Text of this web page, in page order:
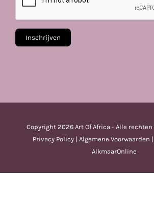
Copyright 2026 Art Of Africa - Alle
Privacy Policy | Algemene Voorwaarden
AlkmaarOnline